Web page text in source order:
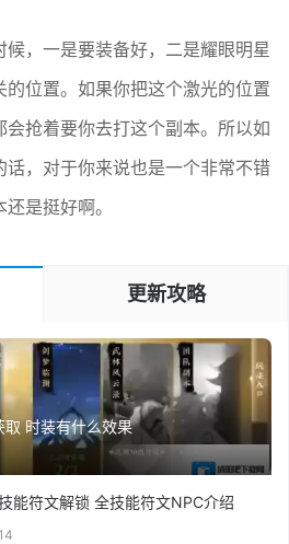
候，一是要装备好，二是耀眼明星
位置。如果你把这个激光的位置
抢着要你去打这个副本。所以如
话，对于你来说也是一个非常不错
是挺好啊。
更新攻略
时装有什么效果
能符文解锁 全技能符文NPC介绍